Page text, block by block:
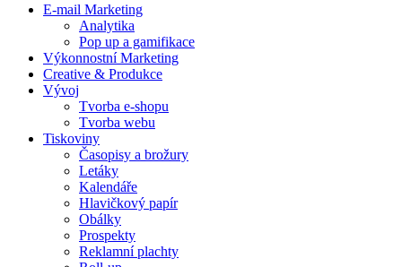
E-mail Marketing
Analytika
Pop up a gamifikace
Výkonnostní Marketing
Creative & Produkce
Vývoj
Tvorba e-shopu
Tvorba webu
Tiskoviny
Časopisy a brožury
Letáky
Kalendáře
Hlavičkový papír
Obálky
Prospekty
Reklamní plachty